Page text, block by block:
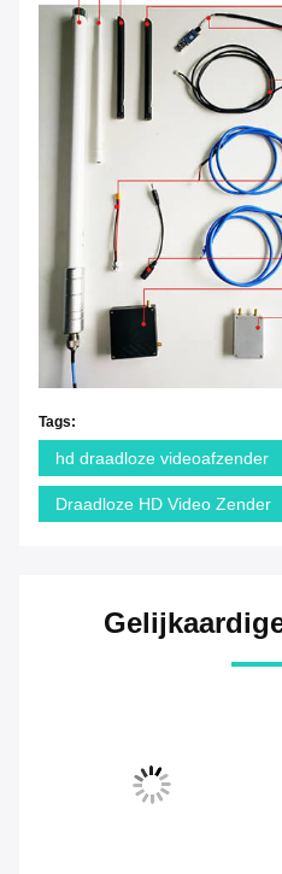
Tags:
hd draadloze videoafzender
Draadloze HD Video Zender